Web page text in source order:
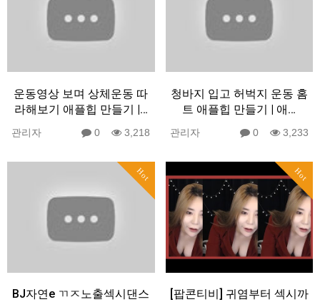
운동영상 보며 상체운동 따
라해보기 애플힙 만들기 |…
관리자 0 3,218
청바지 입고 허벅지 운동 홈
트 애플힙 만들기 | 애…
관리자 0 3,233
Hot
BJ자연e ㄲㅈ노출섹시댄스
Hot
[팝콘티비] 귀염부터 섹시까